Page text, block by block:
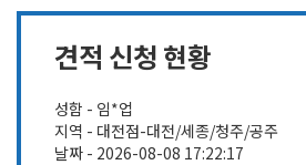
견적 신청 현황
성함 - 임*업
지역 - 대전점-대전/세종/청주/공주
날짜 - 2026-08-08 17:22:17